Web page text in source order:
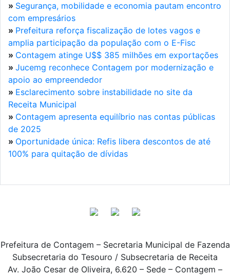
» Segurança, mobilidade e economia pautam encontro
com empresários
» Prefeitura reforça fiscalização de lotes vagos e
amplia participação da população com o E-Fisc
» Contagem atinge U$$ 385 milhões em exportações
» Jucemg reconhece Contagem por modernização e
apoio ao empreendedor
» Esclarecimento sobre instabilidade no site da
Receita Municipal
» Contagem apresenta equilíbrio nas contas públicas
de 2025
» Oportunidade única: Refis libera descontos de até
100% para quitação de dívidas
Prefeitura de Contagem – Secretaria Municipal de Fazenda
Subsecretaria do Tesouro / Subsecretaria de Receita
Av. João Cesar de Oliveira, 6.620 – Sede – Contagem –